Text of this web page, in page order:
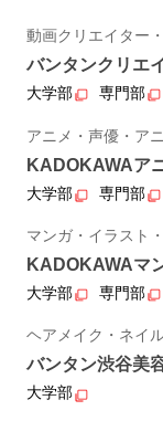
動画クリエイター
バンタンクリエ
大学部 専門部
アニメ・声優・ア
KADOKAWAア
大学部 専門部
マンガ・イラスト
KADOKAWAマ
大学部 専門部
ヘアメイク・ネイ
バンタン渋谷美
大学部